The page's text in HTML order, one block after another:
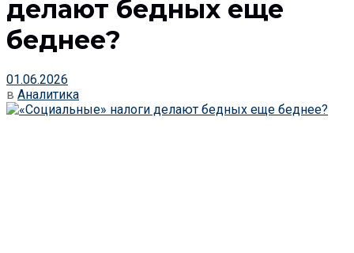
делают бедных еще
беднее?
01.06.2026
в Аналитика